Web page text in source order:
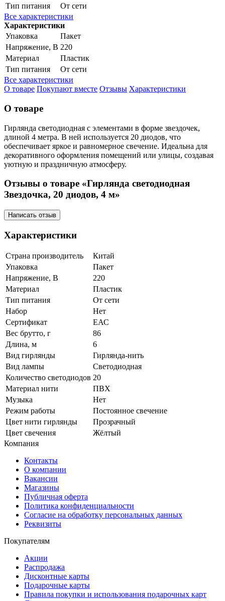
Тип питания
От сети
Все характеристики
Характеристики
Упаковка
Пакет
Напряжение, В 220
Материал
Пластик
Тип питания
От сети
Все характеристики
О товаре Покупают вместе Отзывы Характеристики
О товаре
Гирлянда светодиодная с элементами в форме звездочек,
длиной 4 метра. В ней используется 20 диодов, что
обеспечивает яркое и равномерное свечение. Идеальна для
декоративного оформления помещений или улицы, создавая
уютную и праздничную атмосферу.
Отзывы о товаре «Гирлянда светодиодная
Звездочка, 20 диодов, 4 м»
Написать отзыв
Характеристики
Страна производитель
Китай
Упаковка
Пакет
Напряжение, В
220
Материал
Пластик
Тип питания
От сети
Набор
Нет
Сертификат
ЕАС
Вес брутто, г
86
Длина, м
6
Вид гирлянды
Гирлянда-нить
Вид лампы
Светодиодная
Количество светодиодов 20
Материал нити
ПВХ
Музыка
Нет
Режим работы
Постоянное свечение
Цвет нити гирлянды
Прозрачный
Цвет свечения
Жёлтый
Компания
Контакты
О компании
Вакансии
Магазины
Публичная оферта
Политика конфиденциальности
Согласие на обработку персональных данных
Реквизиты
Покупателям
Акции
Распродажа
Дисконтные карты
Подарочные карты
Правила покупки и использования подарочных карт